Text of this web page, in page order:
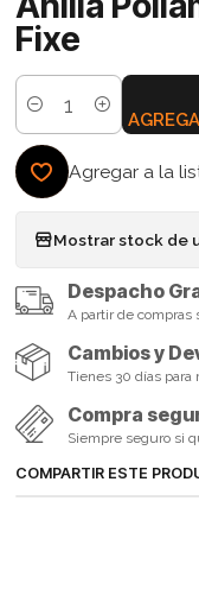
Fixe
Cantidad
Agregar a la
Mostrar stock de
Despacho
A partir de
Cambios y
Tienes 30 días para
Compra
Siempre seguro si
COMPARTIR ESTE